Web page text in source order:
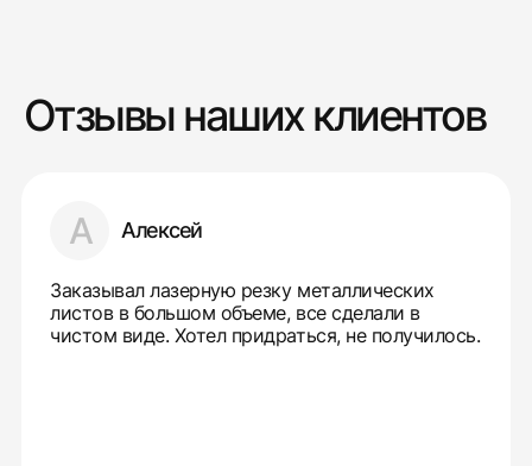
Отзывы наших клиентов
А Алексей
Заказывал лазерную резку металлических
листов в большом объеме, все сделали в
чистом виде. Хотел придраться, не получилось.